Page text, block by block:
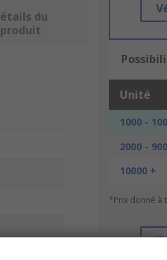
Unité
1000 -
2000 -
10000 +
*Prix donné à
du
produit